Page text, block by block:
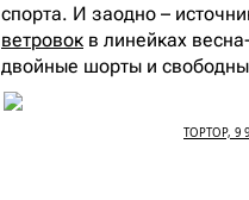
спорта. И заодно –
ветровок в линейках
двойные шорты и
TOPTOP, 9